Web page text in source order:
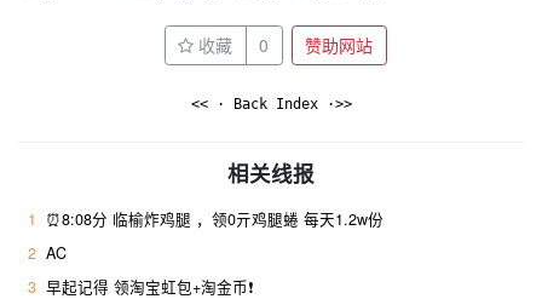
收藏 0 赞助网站
<< · Back Index ·>>
相关线报
1
⏰8:08分 临榆炸鸡腿 ，领0亓鸡腿蜷 每天1.2w份
2 AC
3 早起记得 领淘宝虹包+淘金币❗